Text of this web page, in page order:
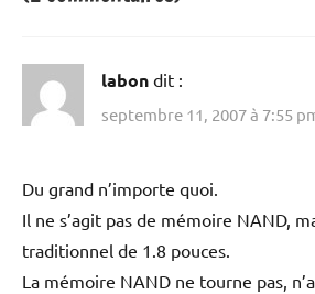
labon dit :
septembre 11, 2007 à 7:55
Du grand n’importe quoi.
Il ne s’agit pas de mémoire NAND,
traditionnel de 1.8 pouces.
La mémoire NAND ne tourne pas,